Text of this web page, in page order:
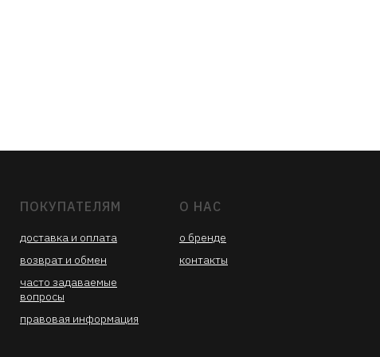
ПОКУПАТЕЛЯМ
доставка и оплата
возврат и обмен
часто задаваемые
вопросы
правовая информация
О НАС
о бренде
контакты